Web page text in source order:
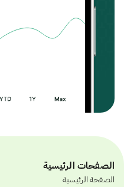
الصفحات الرئيسية
الصفحة الرئيسية